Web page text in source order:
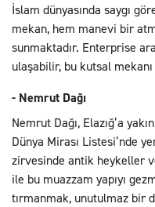
İslam dünyasında saygı
mekan, hem manevi bir
sunmaktadır. Enterprise
ulaşabilir, bu kutsal
- Nemrut Dağı
Nemrut Dağı, Elazığ’a
Dünya Mirası Listesi’nde
zirvesinde antik heykeller
ile bu muazzam yapıyı
tırmanmak, unutulmaz bir